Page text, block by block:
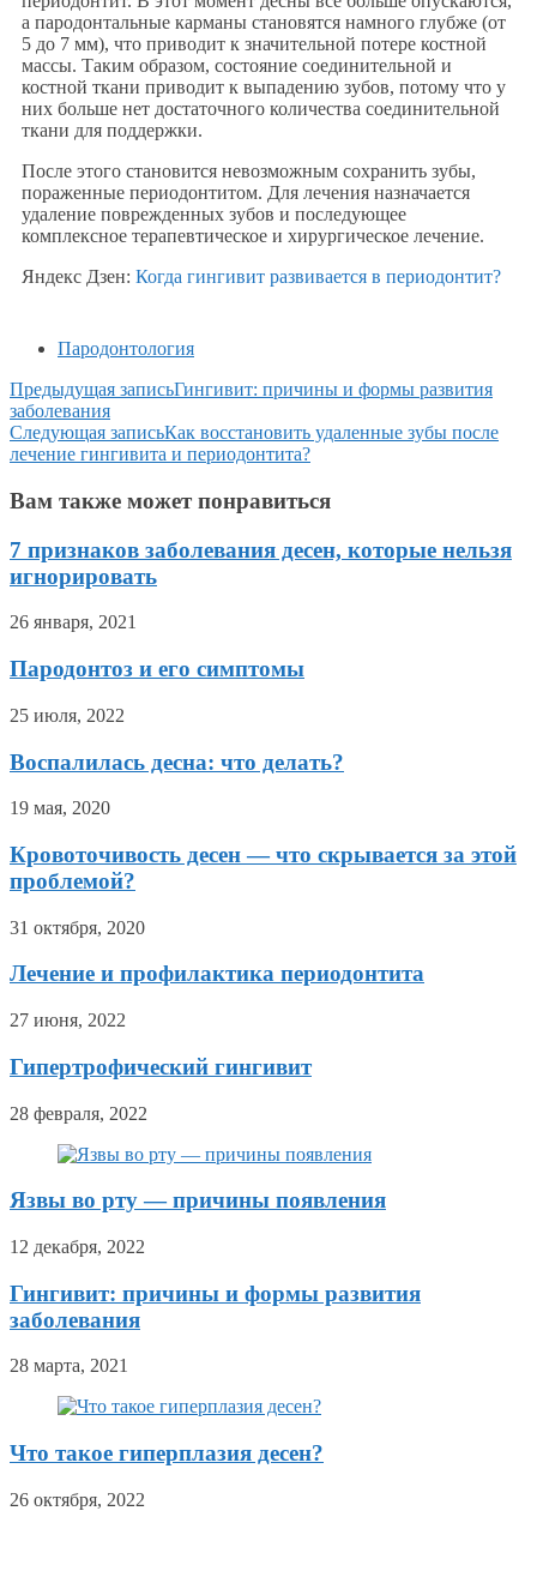
а пародонтальные карманы становятся намного глубже (от
5 до 7 мм), что приводит к значительной потере костной
массы. Таким образом, состояние соединительной и
костной ткани приводит к выпадению зубов, потому что у
них больше нет достаточного количества соединительной
ткани для поддержки.
После этого становится невозможным сохранить зубы,
пораженные периодонтитом. Для лечения назначается
удаление поврежденных зубов и последующее
комплексное терапевтическое и хирургическое лечение.
Яндекс Дзен: Когда гингивит развивается в периодонтит?
Пародонтология
Предыдущая записьГингивит: причины и формы развития
заболевания
Следующая записьКак восстановить удаленные зубы после
лечение гингивита и периодонтита?
Вам также может понравиться
7 признаков заболевания десен, которые нельзя
игнорировать
26 января, 2021
Пародонтоз и его симптомы
25 июля, 2022
Воспалилась десна: что делать?
19 мая, 2020
Кровоточивость десен — что скрывается за этой
проблемой?
31 октября, 2020
Лечение и профилактика периодонтита
27 июня, 2022
Гипертрофический гингивит
28 февраля, 2022
Язвы во рту — причины появления
12 декабря, 2022
Гингивит: причины и формы развития
заболевания
28 марта, 2021
Что такое гиперплазия десен?
26 октября, 2022